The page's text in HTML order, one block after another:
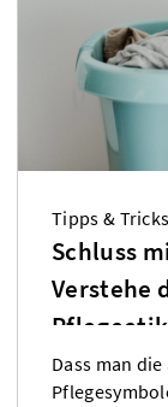
Tipps & Tricks
Schluss
Verstehe
Dass man